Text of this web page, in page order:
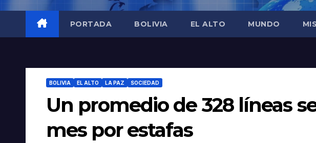
PORTADA BOLIVIA EL ALTO MUNDO
BOLIVIA EL ALTO LA PAZ SOCIEDAD
Un promedio de 328 líneas
mes por estafas